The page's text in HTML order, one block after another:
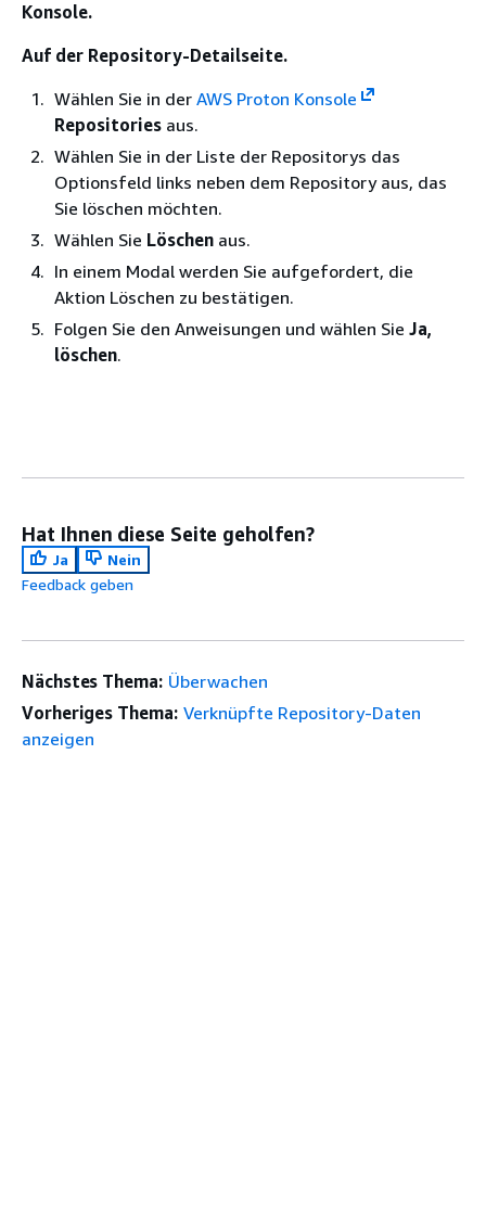
Konsole.
Auf der Repository-Detailseite.
Wählen Sie in der AWS Proton Konsole
Repositories aus.
Wählen Sie in der Liste der Repositorys das
Optionsfeld links neben dem Repository aus, das
Sie löschen möchten.
Wählen Sie Löschen aus.
In einem Modal werden Sie aufgefordert, die
Aktion Löschen zu bestätigen.
Folgen Sie den Anweisungen und wählen Sie Ja,
löschen.
Hat Ihnen diese Seite geholfen?
Ja
Nein
Feedback geben
Nächstes Thema: Überwachen
Vorheriges Thema: Verknüpfte Repository-Daten
anzeigen